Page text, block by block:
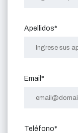
Apellidos*
Email*
Teléfono*